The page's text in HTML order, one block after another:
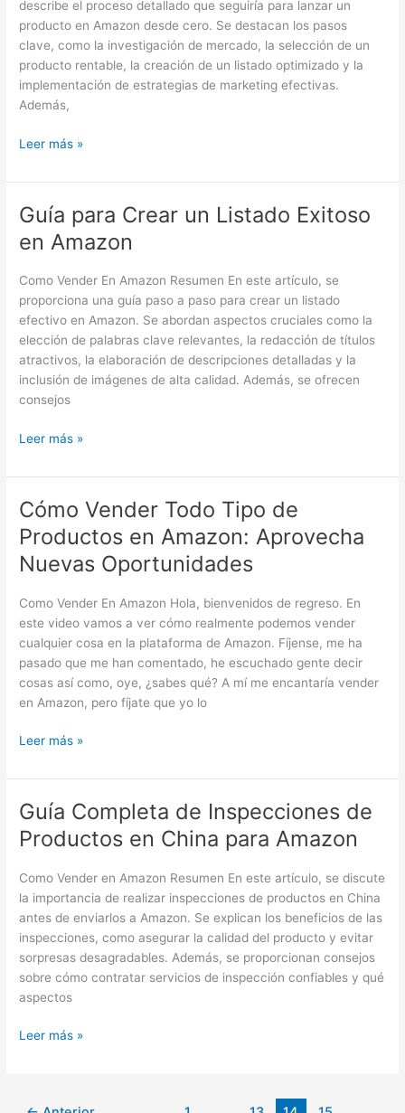
describe el proceso detallado que seguiría para lanzar un
producto en Amazon desde cero. Se destacan los pasos
clave, como la investigación de mercado, la selección de un
producto rentable, la creación de un listado optimizado y la
implementación de estrategias de marketing efectivas.
Además,
en
Amazon
Leer más »
Guía para Crear un Listado Exitoso
en Amazon
Como Vender En Amazon Resumen En este artículo, se
proporciona una guía paso a paso para crear un listado
efectivo en Amazon. Se abordan aspectos cruciales como la
elección de palabras clave relevantes, la redacción de títulos
atractivos, la elaboración de descripciones detalladas y la
inclusión de imágenes de alta calidad. Además, se ofrecen
consejos
Guía
Crear
Exitoso
Leer más »
Cómo Vender Todo Tipo de
Productos en Amazon: Aprovecha
Nuevas Oportunidades
Como Vender En Amazon Hola, bienvenidos de regreso. En
este video vamos a ver cómo realmente podemos vender
cualquier cosa en la plataforma de Amazon. Fíjense, me ha
pasado que me han comentado, he escuchado gente decir
cosas así como, oye, ¿sabes qué? A mí me encantaría vender
en Amazon, pero fíjate que yo lo
Cómo
Vender
Todo
Tipo
Productos
en
Amazon:
Aprovecha
Nuevas
Oportunidades
Leer más »
Guía Completa de Inspecciones de
Productos en China para Amazon
Como Vender en Amazon Resumen En este artículo, se discute
la importancia de realizar inspecciones de productos en China
antes de enviarlos a Amazon. Se explican los beneficios de las
inspecciones, como asegurar la calidad del producto y evitar
sorpresas desagradables. Además, se proporcionan consejos
sobre cómo contratar servicios de inspección confiables y qué
aspectos
Guía
Completa
de
de
Productos
en
China
para
Amazon
Leer más »